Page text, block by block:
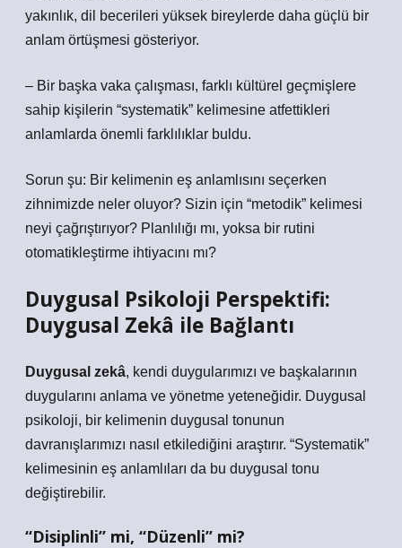
yakınlık, dil becerileri yüksek bireylerde daha güçlü bir
anlam örtüşmesi gösteriyor.
– Bir başka vaka çalışması, farklı kültürel geçmişlere
sahip kişilerin “systematik” kelimesine atfettikleri
anlamlarda önemli farklılıklar buldu.
Sorun şu: Bir kelimenin eş anlamlısını seçerken
zihnimizde neler oluyor? Sizin için “metodik” kelimesi
neyi çağrıştırıyor? Planlılığı mı, yoksa bir rutini
otomatikleştirme ihtiyacını mı?
Duygusal Psikoloji Perspektifi:
Duygusal Zekâ ile Bağlantı
Duygusal zekâ, kendi duygularımızı ve başkalarının
duygularını anlama ve yönetme yeteneğidir. Duygusal
psikoloji, bir kelimenin duygusal tonunun
davranışlarımızı nasıl etkilediğini araştırır. “Systematik”
kelimesinin eş anlamlıları da bu duygusal tonu
değiştirebilir.
“Disiplinli” mi, “Düzenli” mi?